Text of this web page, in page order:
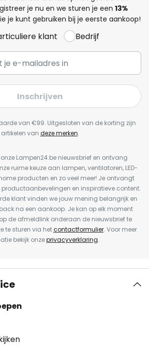
je nu en we sturen je een 13%
je kunt gebruiken bij je eerste aankoop!
klant Bedrijf
Inschrijven
van €99. Uitgesloten van de korting zijn
artikelen van deze merken.
Lampen24.be nieuwsbrief en ontvang
ruime keuze aan lampen, ventilatoren, LED-
producten en zo veel meer! Je ontvangt
productaanbevelingen en inspiratieve content.
klant vinden we jouw mening belangrijk en
na een aankoop. Je kan op elk moment
de afmeldlink onderaan de nieuwsbrief te
te sturen via hetcontactformulier. Voor meer
bekijk onzeprivacyverklaring.